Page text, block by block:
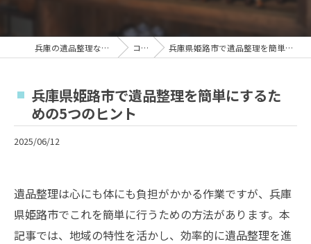
兵庫の遺品整理なら古美術 稲田屋 コラム 兵庫県姫路市で遺品整理を簡単にするための5つのヒント
兵庫県姫路市で遺品整理を簡単にするた
めの5つのヒント
2025/06/12
遺品整理は心にも体にも負担がかかる作業ですが、兵庫
県姫路市でこれを簡単に行うための方法があります。本
記事では、地域の特性を活かし、効率的に遺品整理を進